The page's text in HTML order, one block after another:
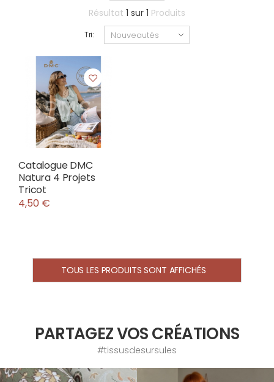
Résultat 1 sur 1 Produits
Tri:
Catalogue DMC
Natura 4 Projets
Tricot
4,50 €
TOUS LES PRODUITS SONT AFFICHÉS
PARTAGEZ VOS CRÉATIONS
#tissusdesursules